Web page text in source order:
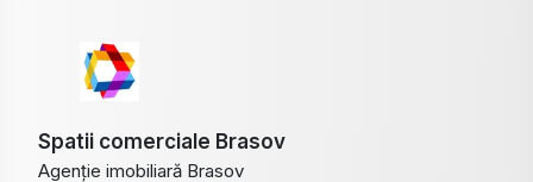
Spatii comerciale Brasov
Agenție imobiliară Brasov